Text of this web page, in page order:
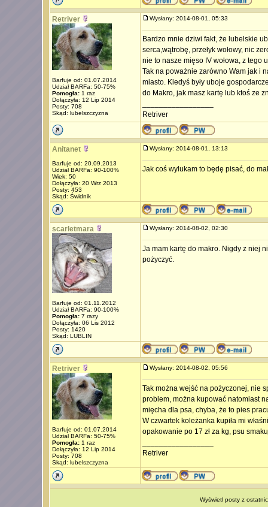
Retriver
Barfuje od: 01.07.2014
Udział BARFa: 50-75%
Pomogła:1 raz
Dołączyła: 12 Lip 2014
Posty: 708
Skąd: lubelszczyzna
Wysłany: 2014-08-01, 05:33
Bardzo mnie dziwi fakt, że lubelskie
serca,wątrobę, przełyk wołowy, nic
nie to nasze mięso IV wołowa, z tego
Tak na poważnie zarówno Wam jak i
miasto. Kiedyś były uboje
do Makro, jak masz kartę lub ktoś ze
Retriver
Anitanet
Barfuje od: 20.09.2013
Udział BARFa: 90-100%
Wiek: 50
Dołączyła: 20 Wrz 2013
Posty: 453
Skąd: Świdnik
Wysłany: 2014-08-01, 13:13
Jak coś wylukam to będę pisać, do
scarletmara
Barfuje od: 01.11.2012
Udział BARFa: 90-100%
Pomogła:7 razy
Dołączyła: 06 Lis 2012
Posty: 1420
Skąd: LUBLIN
Wysłany: 2014-08-02, 02:30
Ja mam kartę do makro. Nigdy z niej
pożyczyć.
Retriver
Barfuje od: 01.07.2014
Udział BARFa: 50-75%
Pomogła:1 raz
Dołączyła: 12 Lip 2014
Posty: 708
Skąd: lubelszczyzna
Wysłany: 2014-08-02, 05:56
Tak można wejść na pożyczonej, nie
problem, można kupować natomiast
mięcha dla psa, chyba, że to pies
W czwartek koleżanka kupiła mi
opakowanie po 17 zł za kg, psu
Retriver
Wyświetl posty z